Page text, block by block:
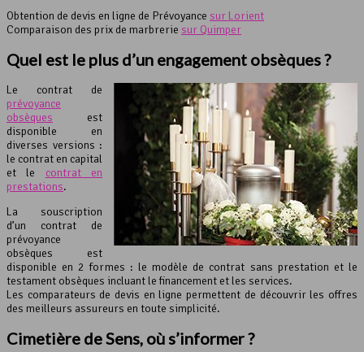
Obtention de devis en ligne de Prévoyance sur Lorient
Comparaison des prix de marbrerie sur Quimper
Quel est le plus d’un engagement obsèques ?
Le contrat de
prévoyance
obsèques est
disponible en
diverses versions :
le contrat en capital
et le contrat en
prestations.
La souscription
d’un contrat de
prévoyance
obsèques est
disponible en 2 formes : le modèle de contrat sans prestation et le
testament obsèques incluant le financement et les services.
Les comparateurs de devis en ligne permettent de découvrir les offres
des meilleurs assureurs en toute simplicité.
Cimetière de Sens, où s’informer ?